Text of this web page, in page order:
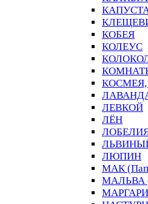
КАПУСТА
КОБЕЯ
КОЛЕУС
ЛЕВКОЙ
ЛЁН
ЛЮПИН
МАК
МАЛЬВА